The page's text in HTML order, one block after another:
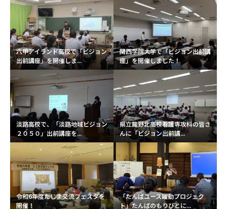
六甲アイランド高校で「ビジョン
出前講座」を開催しま...
関西学院大学で「ビジョン出前講
座」を開催しました！
淡路高校で、「淡路地域ビジョン
２０５０」出前講座を...
県立龍野北高校看護専攻科の皆さ
んに「ビジョン出前講...
令和6年度たじま交流フェスタを
開催！
「たんばユース躍動プロジェク
ト」たんばのもりびとに...